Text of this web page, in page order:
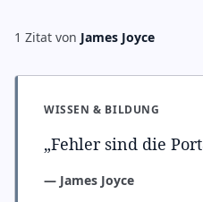
1 Zitat von James Joyce
WISSEN & BILDUNG
„Fehler sind die
— James Joyce